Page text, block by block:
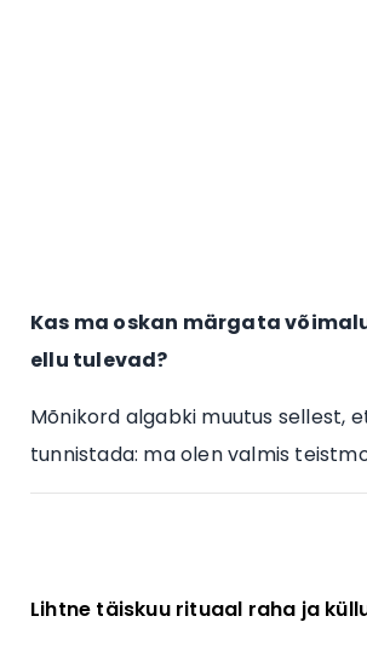
Kas ma oskan märgata
ellu tulevad?
Mõnikord algabki muutus sellest,
tunnistada: ma olen valmis
Lihtne täiskuu rituaal raha ja